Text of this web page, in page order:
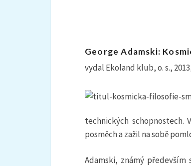
George Adamski:
vydal Ekoland klub, o. s.,
technických
posměch a zažil na sobě
Adamski, známý